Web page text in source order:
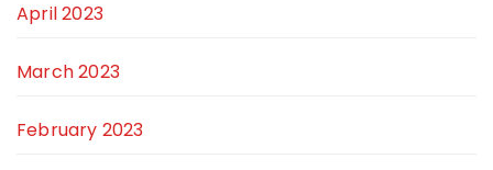
April 2023
March 2023
February 2023